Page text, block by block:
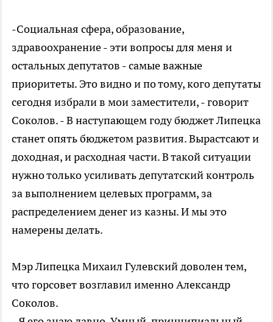
-Социальная сфера, образование,
здравоохранение - эти вопросы для меня и
остальных депутатов - самые важные
приоритеты. Это видно и по тому, кого депутаты
сегодня избрали в мои заместители, - говорит
Соколов. - В наступающем году бюджет Липецка
станет опять бюджетом развития. Вырастсают и
доходная, и расходная части. В такой ситуации
нужно только усиливать депутатский контроль
за выполнением целевых программ, за
распределением денег из казны. И мы это
намерены делать.
Мэр Липецка Михаил Гулевский доволен тем,
что горсовет возглавил именно Александр
Соколов.